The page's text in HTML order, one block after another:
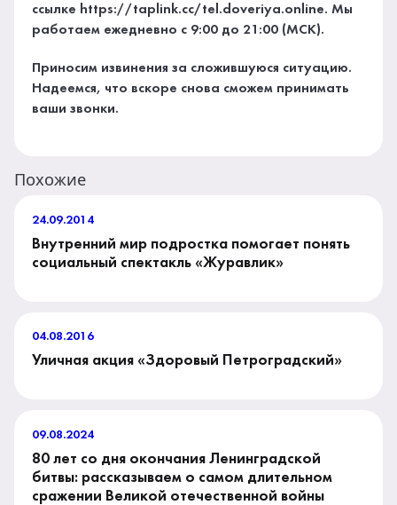
ссылке https://taplink.cc/tel.doveriya.online. Мы
работаем ежедневно с 9:00 до 21:00 (МСК).
Приносим извинения за сложившуюся ситуацию.
Надеемся, что вскоре снова сможем принимать
ваши звонки.
Похожие
24.09.2014
Внутренний мир подростка помогает понять
социальный спектакль «Журавлик»
04.08.2016
Уличная акция «Здоровый Петроградский»
09.08.2024
80 лет со дня окончания Ленинградской
битвы: рассказываем о самом длительном
сражении Великой отечественной войны